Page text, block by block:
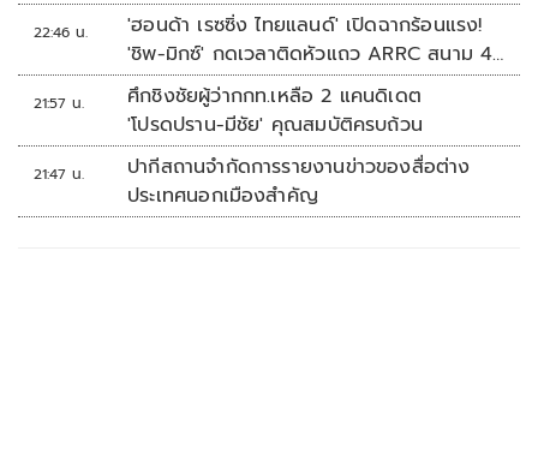
22:46 น.
'ฮอนด้า เรซซิ่ง ไทยแลนด์' เปิดฉากร้อนแรง!
'ชิพ-มิกซ์' กดเวลาติดหัวแถว ARRC สนาม 4
ที่มัลดาลิกา
21:57 น.
ศึกชิงชัยผู้ว่ากกท.เหลือ 2 แคนดิเดต
'โปรดปราน-มีชัย' คุณสมบัติครบถ้วน
21:47 น.
ปากีสถานจำกัดการรายงานข่าวของสื่อต่าง
ประเทศนอกเมืองสำคัญ